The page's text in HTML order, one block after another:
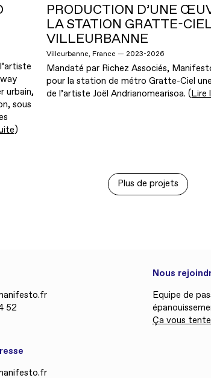
urbain,
sous
)
PRODUCTION D’UNE
LA STATION GRATTE-
VILLEURBANNE
Villeurbanne, France — 2023-2026
Mandaté par Richez Associés,
pour la station de métro Gratte-Ciel
de l’artiste Joël Andrianomearisoa. (Lire
Plus de projets
52
Nous
Equipe de
Ça vous